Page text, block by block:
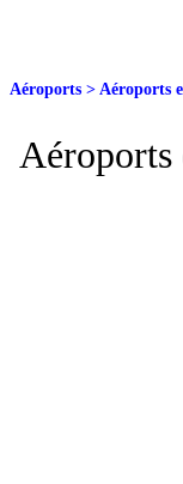
Aéroports > Aéroports
Aéroports